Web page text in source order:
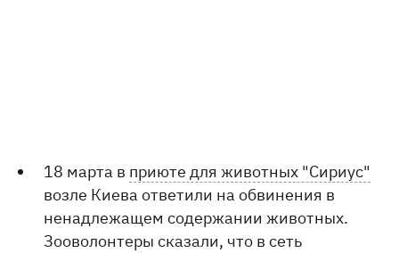
18 марта в приюте для животных "Сириус"
возле Киева ответили на обвинения в
ненадлежащем содержании животных.
Зооволонтеры сказали, что в сеть